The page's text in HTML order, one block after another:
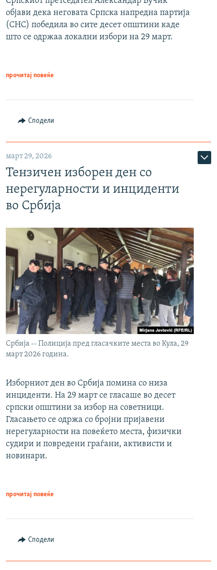
објави дека неговата Српска напредна партија
(СНС) победила во сите десет општини каде
што се одржаа локални избори на 29 март.
прочитај повеќе
Сподели
март 29, 2026
Тензичен изборен ден со
нерегуларности и инциденти
во Србија
Србија -- Полиција пред гласачките места во Кула, 29
март 2026 година.
Изборниот ден во Србија помина со низа
инциденти. На 29 март се гласаше во десет
српски општини за избор на советници.
Гласањето се одржа со бројни пријавени
нерегуларности на повеќето места, физички
судири и повредени граѓани, активисти и
новинари.
прочитај повеќе
Сподели